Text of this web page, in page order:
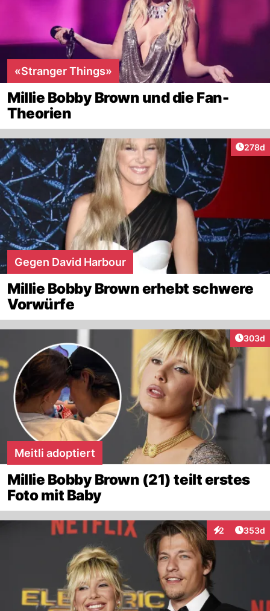
«Stranger Things»
Millie Bobby Brown und die Fan-
Theorien
278d
Gegen David Harbour
Millie Bobby Brown erhebt schwere
Vorwürfe
303d
Meitli adoptiert
Millie Bobby Brown (21) teilt erstes
Foto mit Baby
2
Interaktionen
353d